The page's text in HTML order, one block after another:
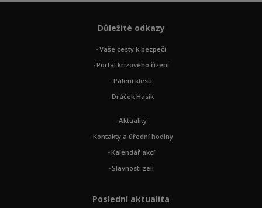
Důležité odkazy
Vaše cesty k bezpečí
Portál krizového řízení
Pálení klestí
Dráček Hasík
Aktuality
Kontakty a úřední hodiny
Kalendář akcí
Slavnosti zelí
Poslední aktualita